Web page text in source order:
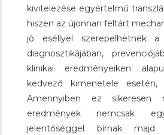
kivitelezése egyértelmű
hiszen az újonnan feltárt
jó eséllyel szerepelhetnek
diagnosztikájában,
klinikai eredményeiken
kedvező kimenetele esetén,
Amennyiben ez sikeresen
eredmények nemcsak
jelentőséggel bírnak majd